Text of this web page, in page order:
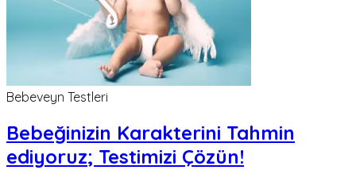
Bebeveyn Testleri
Bebeğinizin Karakterini Tahmin
ediyoruz; Testimizi Çözün!